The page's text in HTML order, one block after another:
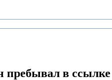
пребывал в ссылке